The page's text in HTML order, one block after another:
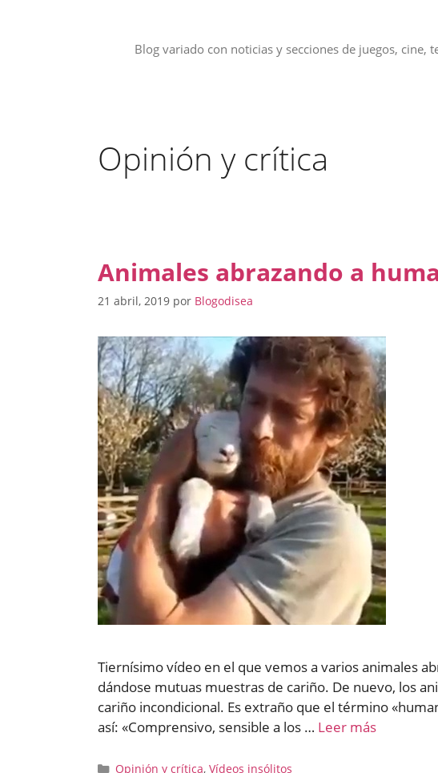
Blog variado con noticias y secciones de juegos,
Opinión y crítica
Animales abrazando a
21 abril, 2019 por Blogodisea
Tiernísimo vídeo en el que vemos a varios animales
dándose mutuas muestras de cariño. De nuevo, los
cariño incondicional. Es extraño que el término
así: «Comprensivo, sensible a los … Leer más
Categorías
Opinión y crítica, Vídeos insólitos